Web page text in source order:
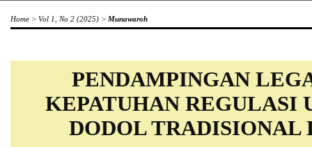
Home > Vol 1, No 2 (2025) > Munawaroh
PENDAMPINGAN
KEPATUHAN REGULASI
DODOL TRADISIONAL